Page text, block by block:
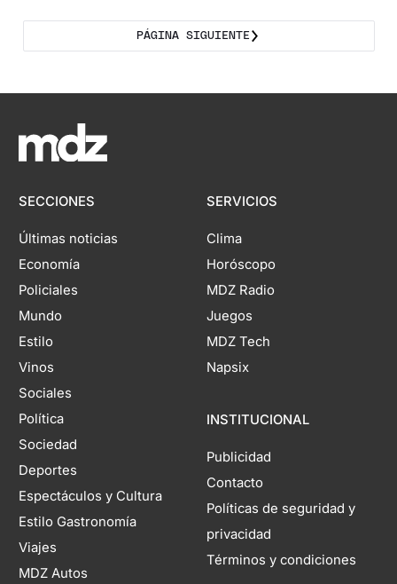
PÁGINA SIGUIENTE
SECCIONES
Últimas noticias
Economía
Policiales
Mundo
Estilo
Vinos
Sociales
Política
Sociedad
Deportes
Espectáculos y Cultura
Estilo Gastronomía
Viajes
MDZ Autos
SERVICIOS
Clima
Horóscopo
MDZ Radio
Juegos
MDZ Tech
Napsix
INSTITUCIONAL
Publicidad
Contacto
Políticas de seguridad y
privacidad
Términos y condiciones